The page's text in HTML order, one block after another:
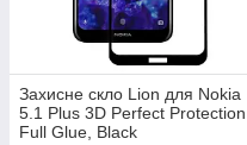
Захисне скло Lion для Nokia
5.1 Plus 3D Perfect Protection
Full Glue, Black